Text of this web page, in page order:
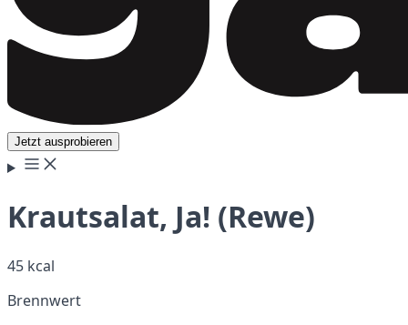
Jetzt ausprobieren
Krautsalat, Ja! (Rewe)
45 kcal
Brennwert